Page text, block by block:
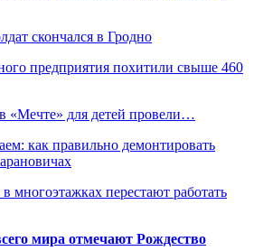
скончался в Гродно
предприятия похитили свыше 460
«Мечте» для детей провели…
как правильно демонтировать
перестают работать
мира отмечают Рождество